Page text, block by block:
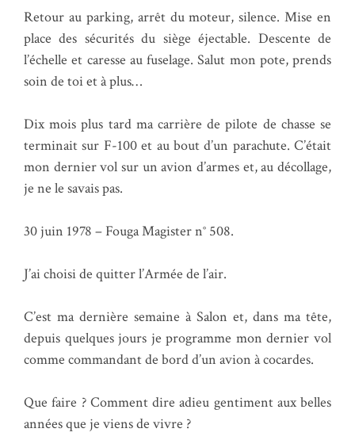
Retour au parking, arrêt du moteur, silence. Mise en
place des sécurités du siège éjectable. Descente de
l’échelle et caresse au fuselage. Salut mon pote, prends
soin de toi et à plus…
Dix mois plus tard ma carrière de pilote de chasse se
terminait sur F-100 et au bout d’un parachute. C’était
mon dernier vol sur un avion d’armes et, au décollage,
je ne le savais pas.
30 juin 1978 – Fouga Magister n° 508.
J’ai choisi de quitter l’Armée de l’air.
C’est ma dernière semaine à Salon et, dans ma tête,
depuis quelques jours je programme mon dernier vol
comme commandant de bord d’un avion à cocardes.
Que faire ? Comment dire adieu gentiment aux belles
années que je viens de vivre ?